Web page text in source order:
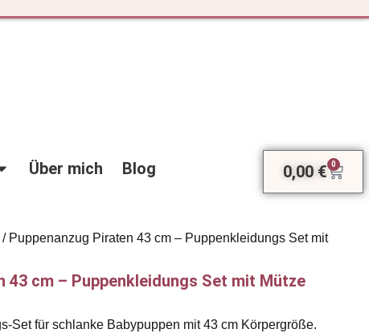
Über mich Blog 0,00 € 0
/ Puppenanzug Piraten 43 cm – Puppenkleidungs Set mit
43 cm – Puppenkleidungs Set mit Mütze
Set für schlanke Babypuppen mit 43 cm Körpergröße.